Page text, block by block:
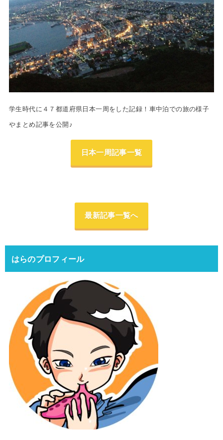
学生時代に４７都道府県日本一周をした記録！車中泊での旅の様子
やまとめ記事を公開♪
日本一周記事一覧
最新記事一覧へ
はらのプロフィール